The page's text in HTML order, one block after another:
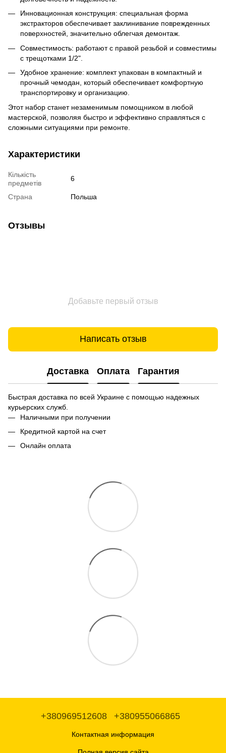
Инновационная конструкция: специальная форма
экстракторов обеспечивает заклинивание поврежденных
поверхностей, значительно облегчая демонтаж.
Совместимость: работают с правой резьбой и совместимы
с трещотками 1/2".
Удобное хранение: комплект упакован в компактный и
прочный чемодан, который обеспечивает комфортную
транспортировку и организацию.
Этот набор станет незаменимым помощником в любой
мастерской, позволяя быстро и эффективно справляться с
сложными ситуациями при ремонте.
Характеристики
Кількість
предметів
6
Страна Польша
Отзывы
Добавьте первый отзыв
Написать отзыв
Доставка Оплата Гарантия
Быстрая доставка по всей Украине с помощью надежных
курьерских служб.
Наличными при получении
Кредитной картой на счет
Онлайн оплата
+380969512608 +380955066865
Контактная информация